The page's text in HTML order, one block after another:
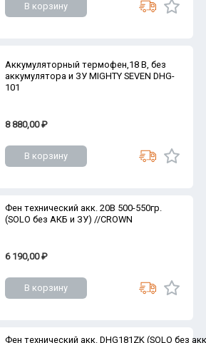
В корзину
Аккумуляторный термофен,18 В, без
аккумулятора и ЗУ MIGHTY SEVEN DHG-
101
8 880,00 ₽
В корзину
Фен технический акк. 20В 500-550гр.
(SOLO без АКБ и ЗУ) //CROWN
6 190,00 ₽
В корзину
Фен технический акк. DHG181ZK (SOLO без